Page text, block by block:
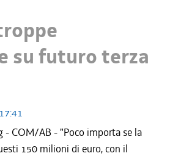
su futuro terza
17:41
- COM/AB - "Poco importa se la
150 milioni di euro, con il